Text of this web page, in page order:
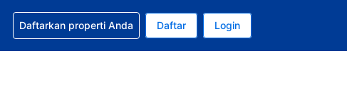
Mata uang Anda saat ini adalah Dolar Amerika Serikat
Anda. Bahasa Anda saat ini adalah Bahasa Indonesia
Dapatkan bantuan untuk pemesanan Anda
Daftarkan properti Anda Daftar Login